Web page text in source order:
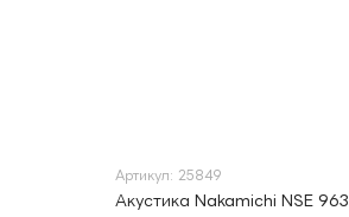
Артикул: 25849
Акустика Nakamichi NSE 963